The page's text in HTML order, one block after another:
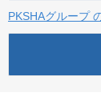
PKSHAグループ